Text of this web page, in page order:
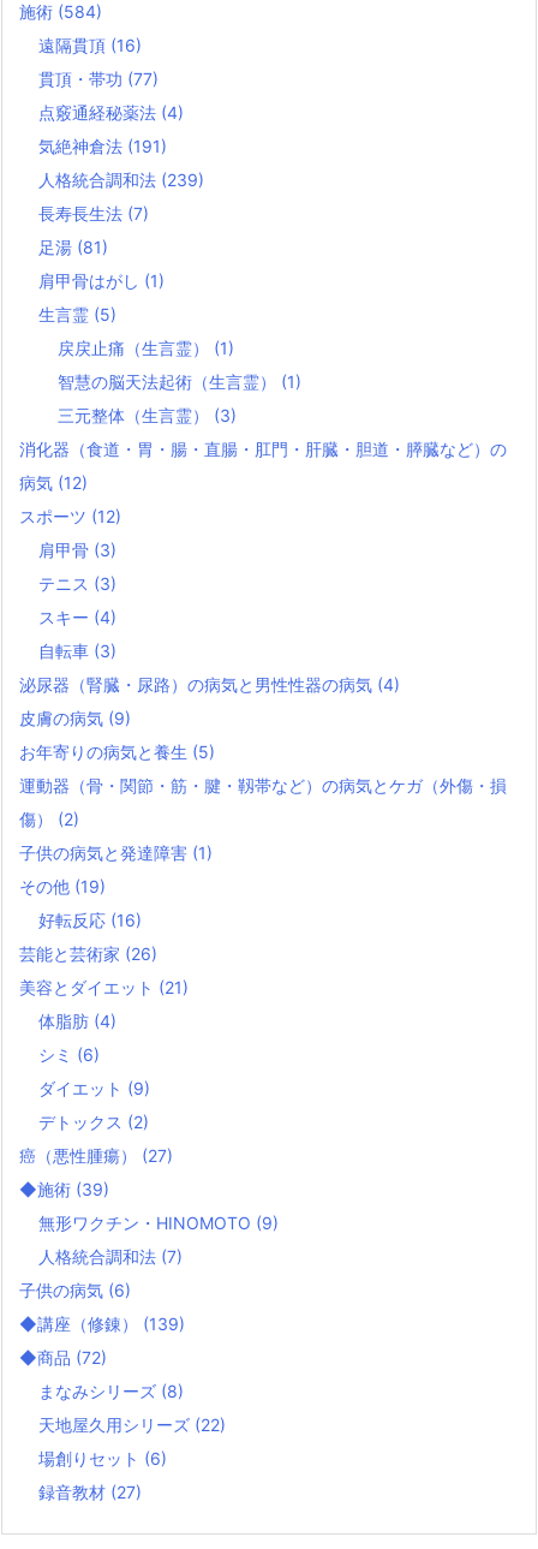
施術 (584)
遠隔貫頂 (16)
貫頂・帯功 (77)
点竅通経秘薬法 (4)
気絶神倉法 (191)
人格統合調和法 (239)
長寿長生法 (7)
足湯 (81)
肩甲骨はがし (1)
生言霊 (5)
戻戻止痛（生言霊） (1)
智慧の脳天法起術（生言霊） (1)
三元整体（生言霊） (3)
消化器（食道・胃・腸・直腸・肛門・肝臓・胆道・膵臓など）の
病気 (12)
スポーツ (12)
肩甲骨 (3)
テニス (3)
スキー (4)
自転車 (3)
泌尿器（腎臓・尿路）の病気と男性性器の病気 (4)
皮膚の病気 (9)
お年寄りの病気と養生 (5)
運動器（骨・関節・筋・腱・靱帯など）の病気とケガ（外傷・損
傷） (2)
子供の病気と発達障害 (1)
その他 (19)
好転反応 (16)
芸能と芸術家 (26)
美容とダイエット (21)
体脂肪 (4)
シミ (6)
ダイエット (9)
デトックス (2)
癌（悪性腫瘍） (27)
◆施術 (39)
無形ワクチン・HINOMOTO (9)
人格統合調和法 (7)
子供の病気 (6)
◆講座（修錬） (139)
◆商品 (72)
まなみシリーズ (8)
天地屋久用シリーズ (22)
場創りセット (6)
録音教材 (27)